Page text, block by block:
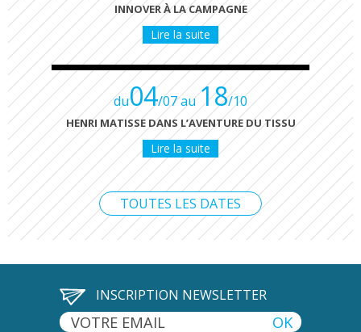
INNOVER À LA CAMPAGNE
Lire la suite
du04/07 au18/10
HENRI MATISSE DANS L’AVENTURE DU TISSU
Lire la suite
TOUTES LES DATES
INSCRIPTION NEWSLETTER